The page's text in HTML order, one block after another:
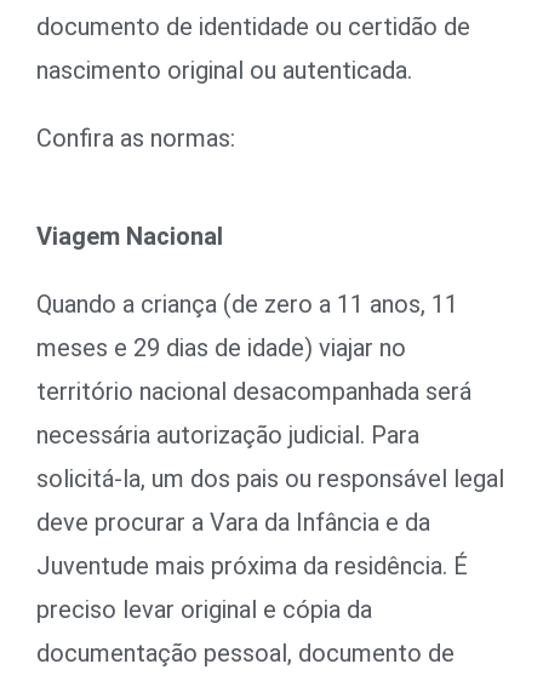
documento de identidade ou certidão de
nascimento original ou autenticada.
Confira as normas:
Viagem Nacional
Quando a criança (de zero a 11 anos, 11
meses e 29 dias de idade) viajar no
território nacional desacompanhada será
necessária autorização judicial. Para
solicitá-la, um dos pais ou responsável legal
deve procurar a Vara da Infância e da
Juventude mais próxima da residência. É
preciso levar original e cópia da
documentação pessoal, documento de